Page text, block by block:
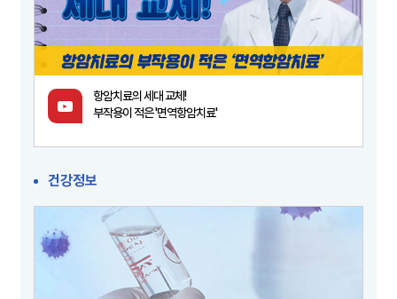
항암치료의 세대 교체!
부작용이 적은 '면역항암치료'
건강정보